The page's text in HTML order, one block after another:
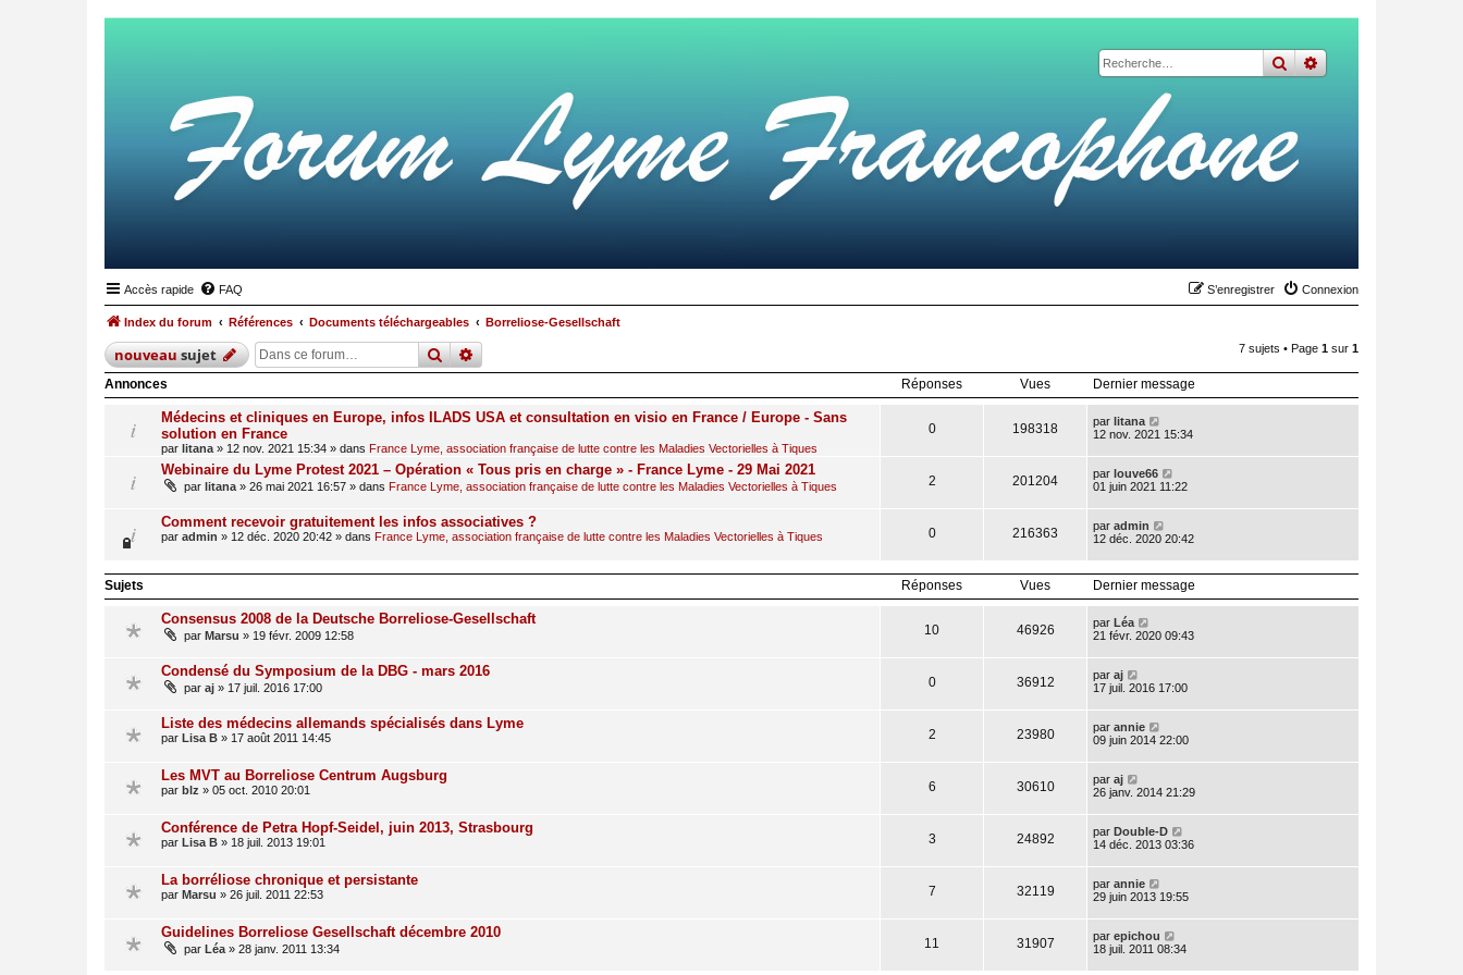
rechercher
recherche
Accès rapide FAQ Connexion
S’enregistrer
Index du forum Références Documents téléchargeables Borreliose-Gesellschaft
nouveausujet rechercher
recherche 7 sujets • Page 1 sur 1
Annonces Réponses Vues Dernier message
Médecins et cliniques en Europe, infos ILADS USA et consultation en visio en France / Europe - Sans
solution en France
par litana » 12 nov. 2021 15:34 » dans France Lyme, association française de lutte contre les Maladies Vectorielles à Tiques
0 198318 par litana
12 nov. 2021 15:34
Webinaire du Lyme Protest 2021 – Opération « Tous pris en charge » - France Lyme - 29 Mai 2021
par litana » 26 mai 2021 16:57 » dans France Lyme, association française de lutte contre les Maladies Vectorielles à Tiques 2 201204 par louve66
01 juin 2021 11:22
Comment recevoir gratuitement les infos associatives ?
par admin » 12 déc. 2020 20:42 » dans France Lyme, association française de lutte contre les Maladies Vectorielles à Tiques 0 216363 par admin
12 déc. 2020 20:42
Sujets Réponses Vues Dernier message
Consensus 2008 de la Deutsche Borreliose-Gesellschaft
par Marsu » 19 févr. 2009 12:58 10 46926 par Léa
21 févr. 2020 09:43
Condensé du Symposium de la DBG - mars 2016
par aj » 17 juil. 2016 17:00 0 36912 par aj
17 juil. 2016 17:00
Liste des médecins allemands spécialisés dans Lyme
par Lisa B » 17 août 2011 14:45 2 23980 par annie
09 juin 2014 22:00
Les MVT au Borreliose Centrum Augsburg
par blz » 05 oct. 2010 20:01 6 30610 par aj
26 janv. 2014 21:29
Conférence de Petra Hopf-Seidel, juin 2013, Strasbourg
par Lisa B » 18 juil. 2013 19:01 3 24892 par Double-D
14 déc. 2013 03:36
La borréliose chronique et persistante
par Marsu » 26 juil. 2011 22:53 7 32119 par annie
29 juin 2013 19:55
Guidelines Borreliose Gesellschaft décembre 2010
par Léa » 28 janv. 2011 13:34 11 31907 par epichou
18 juil. 2011 08:34